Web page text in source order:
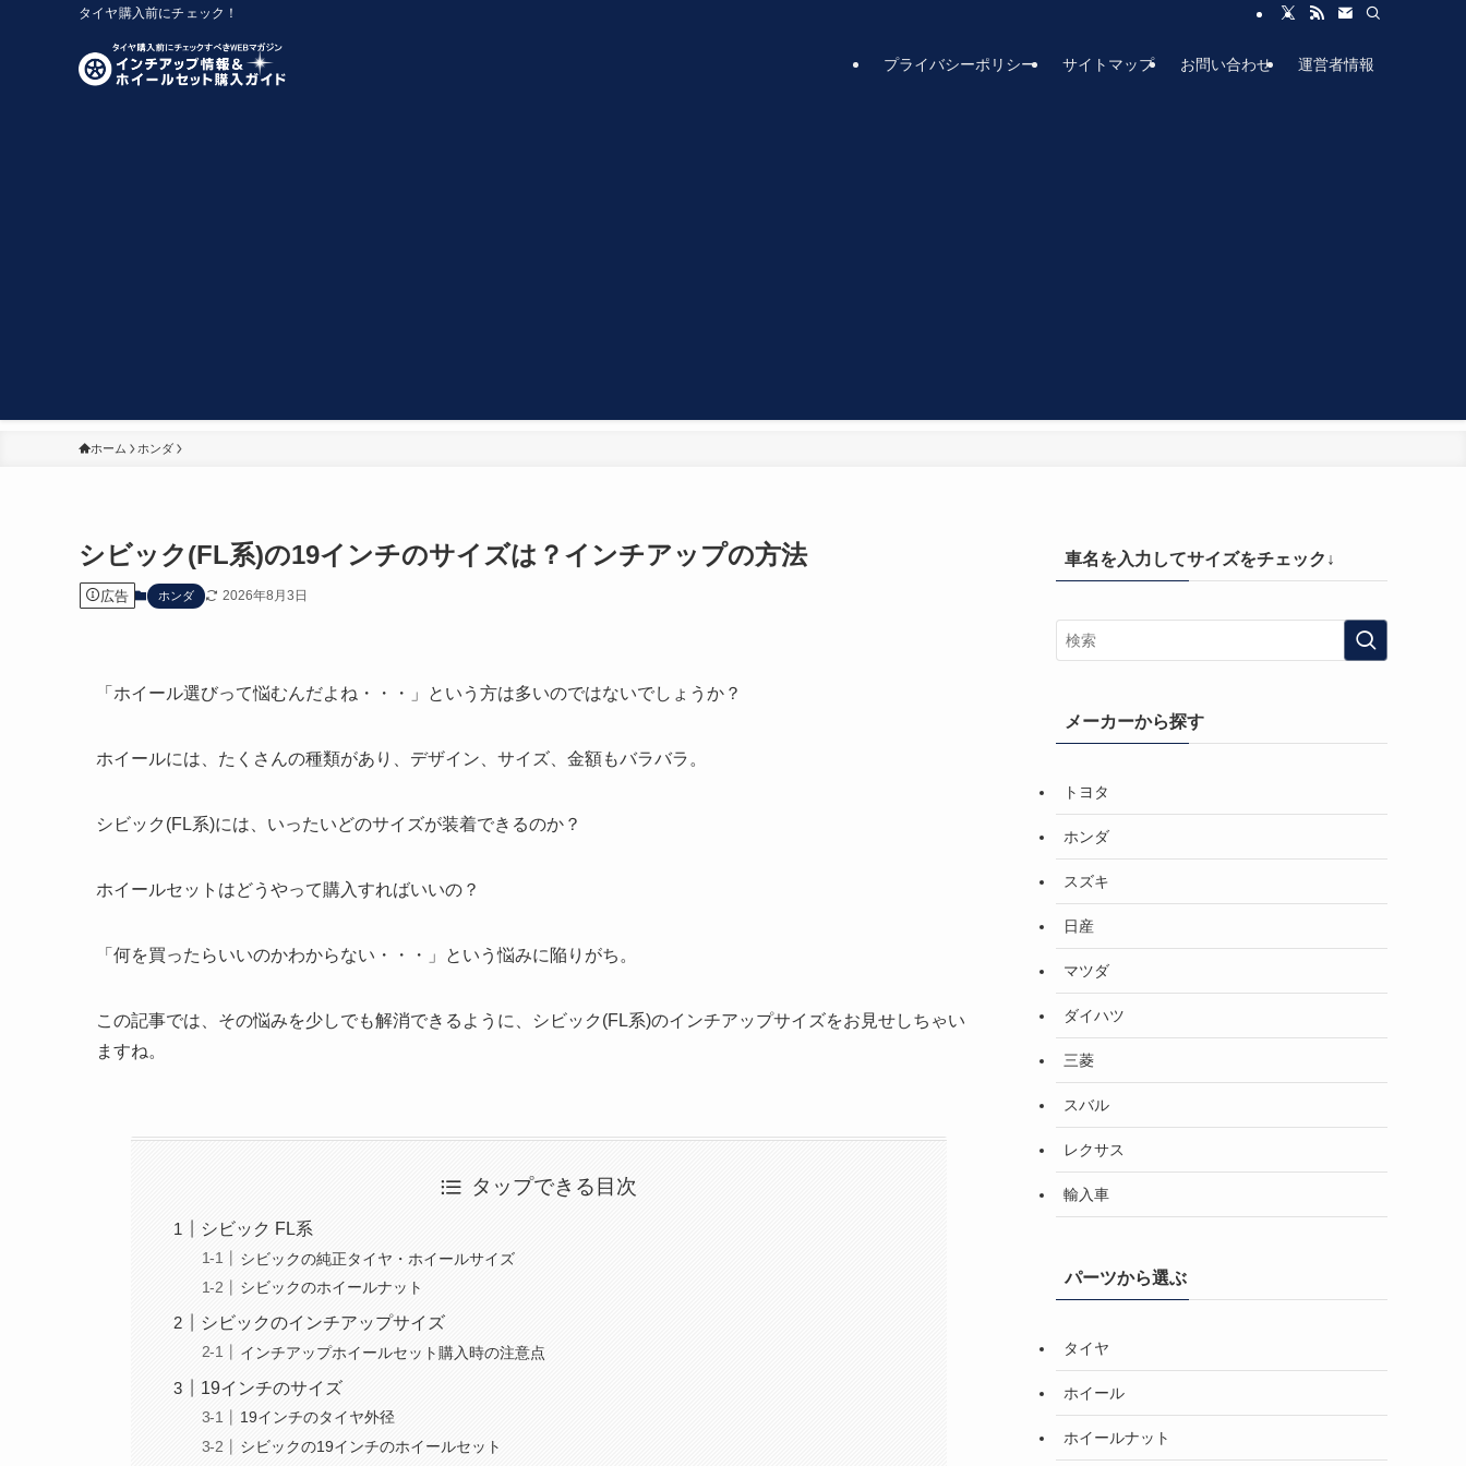
タイヤ購入前にチェック！
プライバシーポリシー サイトマップ お問い合わせ 運営者情報
ホーム ホンダ
シビック(FL系)の19インチのサイズは？インチアップの方法
広告 ホンダ 2026年8月3日
「ホイール選びって悩むんだよね・・・」という方は多いのではないでしょうか？
ホイールには、たくさんの種類があり、デザイン、サイズ、金額もバラバラ。
シビック(FL系)には、いったいどのサイズが装着できるのか？
ホイールセットはどうやって購入すればいいの？
「何を買ったらいいのかわからない・・・」という悩みに陥りがち。
この記事では、その悩みを少しでも解消できるように、シビック(FL系)のインチアップサイズをお見せしちゃい
ますね。
タップできる目次
シビック FL系
シビックの純正タイヤ・ホイールサイズ
シビックのホイールナット
シビックのインチアップサイズ
インチアップホイールセット購入時の注意点
19インチのサイズ
19インチのタイヤ外径
シビックの19インチのホイールセット
車名を入力してサイズをチェック↓
メーカーから探す
トヨタ
ホンダ
スズキ
日産
マツダ
ダイハツ
三菱
スバル
レクサス
輸入車
パーツから選ぶ
タイヤ
ホイール
ホイールナット